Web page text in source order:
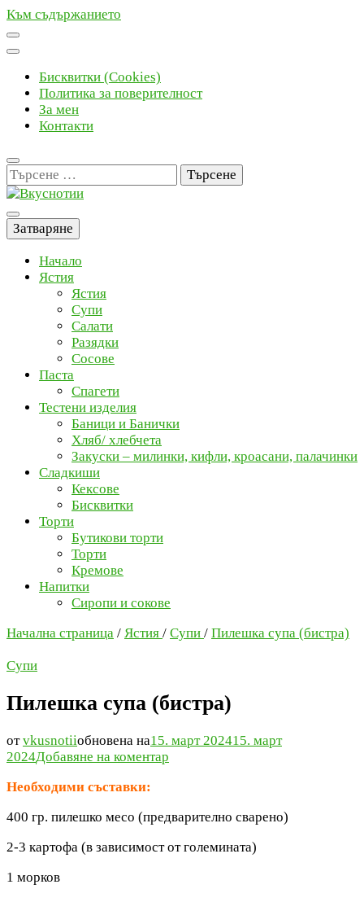
Към съдържанието
Бисквитки (Cookies)
Политика за поверителност
За мен
Контакти
Търсене
за:
Вкуснотии
Рецепти с наслада
Затваряне
Начало
Ястия
Ястия
Супи
Салати
Разядки
Сосове
Паста
Спагети
Тестени изделия
Баници и Банички
Хляб/ хлебчета
Закуски – милинки, кифли, кроасани, палачинки
Сладкиши
Кексове
Бисквитки
Торти
Бутикови торти
Торти
Кремове
Напитки
Сиропи и сокове
Начална страница / Ястия / Супи / Пилешка супа (бистра)
Супи
Пилешка супа (бистра)
отvkusnotiiобновена на15. март 202415. март
2024Добавяне на коментар
Необходими съставки:
400 гр. пилешко месо (предварително сварено)
2-3 картофа (в зависимост от големината)
1 морков